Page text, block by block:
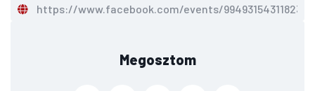
https://www.facebook.com/events/994931543118234/
Megosztom